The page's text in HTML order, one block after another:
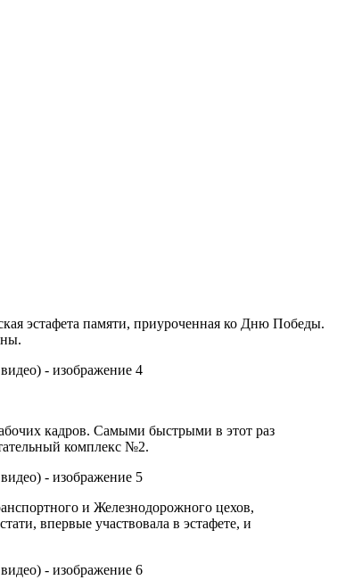
эстафета памяти, приуроченная ко Дню Победы.
кадров. Самыми быстрыми в этот раз
комплекс №2.
и Железнодорожного цехов,
впервые участвовала в эстафете, и